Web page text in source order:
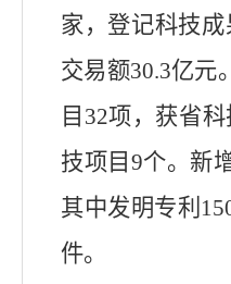
家 ， 登记科技成
交易额30.3亿元
目 32项，获省科
技项目9个。新
其中发明专利
件。